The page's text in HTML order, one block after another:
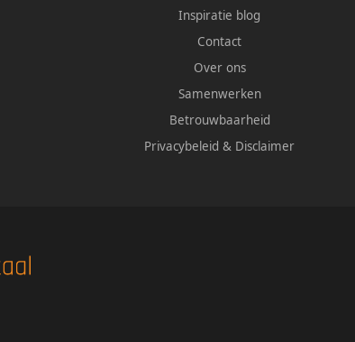
Inspiratie blog
Contact
Over ons
Samenwerken
Betrouwbaarheid
Privacybeleid & Disclaimer